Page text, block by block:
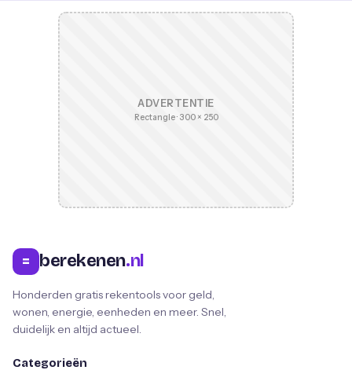
ADVERTENTIE
Rectangle · 300 × 250
= berekenen.nl
Honderden gratis rekentools voor geld,
wonen, energie, eenheden en meer. Snel,
duidelijk en altijd actueel.
Categorieën